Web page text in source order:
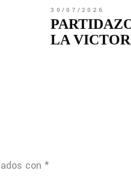
30/07/2026
LA
con *